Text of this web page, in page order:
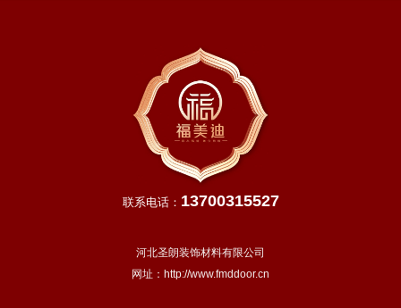
联系电话： 13700315527
河北圣朗装饰材料有限公司
网址： http://www.fmddoor.cn